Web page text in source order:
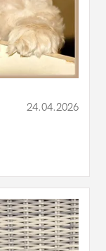
24.04.2026